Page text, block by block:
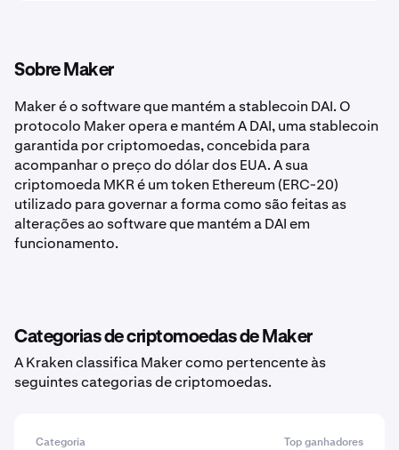
Sobre Maker
Maker é o software que mantém a stablecoin DAI. O
protocolo Maker opera e mantém A DAI, uma stablecoin
garantida por criptomoedas, concebida para
acompanhar o preço do dólar dos EUA. A sua
criptomoeda MKR é um token Ethereum (ERC-20)
utilizado para governar a forma como são feitas as
alterações ao software que mantém a DAI em
funcionamento.
Categorias de criptomoedas de Maker
A Kraken classifica Maker como pertencente às
seguintes categorias de criptomoedas.
Categoria Top ganhadores